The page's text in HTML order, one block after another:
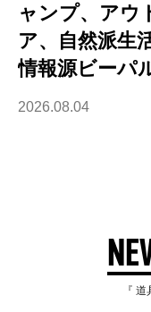
ャンプ、アウ
ア、自然派生
情報源ビーパ
2026.08.04
『